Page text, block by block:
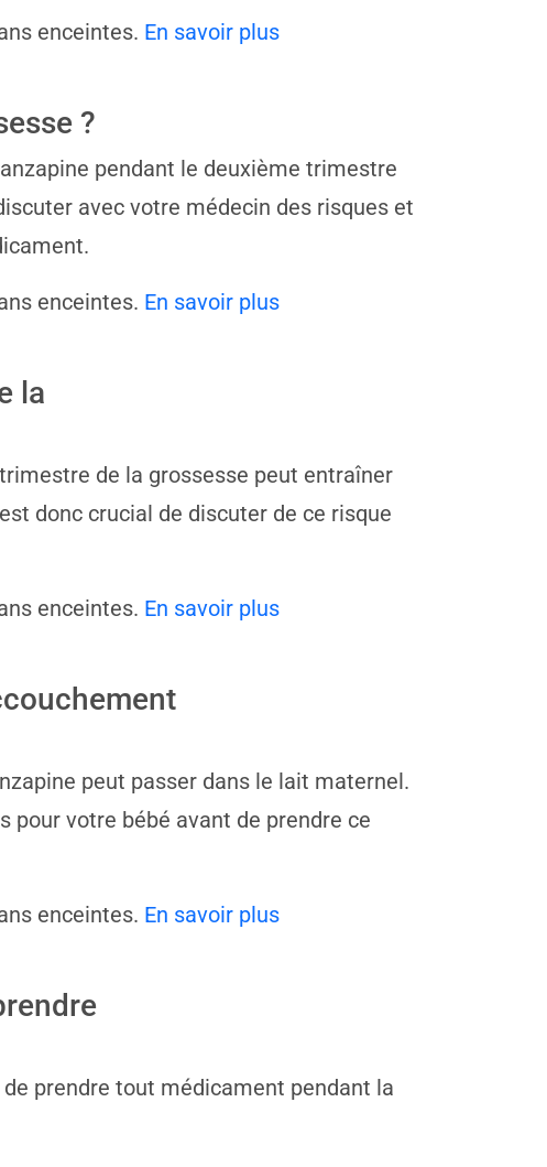
enceintes. En savoir plus
?
pendant le deuxième trimestre
avec votre médecin des risques et
enceintes. En savoir plus
la
de la grossesse peut entraîner
donc crucial de discuter de ce risque
enceintes. En savoir plus
peut passer dans le lait maternel.
pour votre bébé avant de prendre ce
enceintes. En savoir plus
prendre tout médicament pendant la